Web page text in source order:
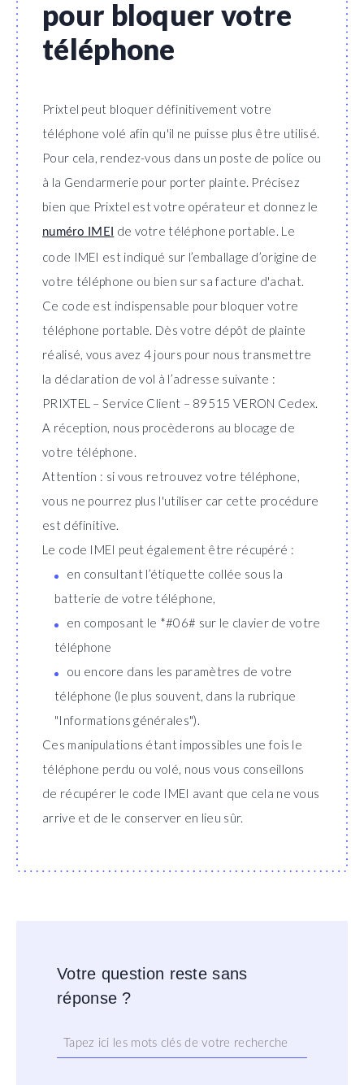
pour bloquer votre
téléphone
Prixtel peut bloquer définitivement votre
téléphone volé afin qu'il ne puisse plus être utilisé.
Pour cela, rendez-vous dans un poste de police ou
à la Gendarmerie pour porter plainte. Précisez
bien que Prixtel est votre opérateur et donnez le
numéro IMEI
de votre téléphone portable. Le
code IMEI est indiqué sur l’emballage d’origine de
votre téléphone ou bien sur sa facture d'achat.
Ce code est indispensable pour bloquer votre
téléphone portable. Dès votre dépôt de plainte
réalisé, vous avez 4 jours pour nous transmettre
la déclaration de vol à l’adresse suivante :
PRIXTEL – Service Client – 89515 VERON Cedex.
A réception, nous procèderons au blocage de
votre téléphone.
Attention : si vous retrouvez votre téléphone,
vous ne pourrez plus l'utiliser car cette procédure
est définitive.
Le code IMEI peut également être récupéré :
en consultant l’étiquette collée sous la
batterie de votre téléphone,
en composant le *#06# sur le clavier de votre
téléphone
ou encore dans les paramètres de votre
téléphone (le plus souvent, dans la rubrique
"Informations générales").
Ces manipulations étant impossibles une fois le
téléphone perdu ou volé, nous vous conseillons
de récupérer le code IMEI avant que cela ne vous
arrive et de le conserver en lieu sûr.
Votre question reste sans
réponse ?